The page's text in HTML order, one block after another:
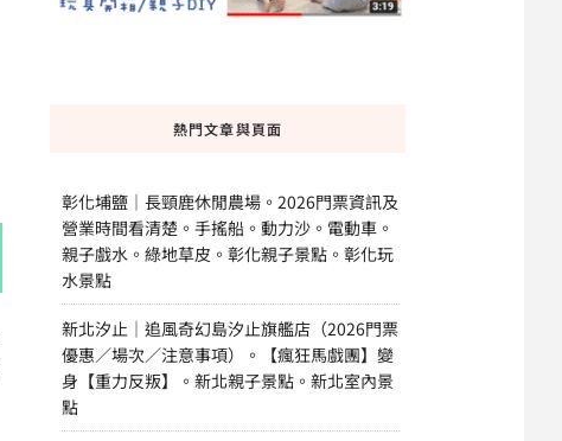
熱門文章與頁面
彰化埔鹽｜長頸鹿休閒農場。2026門票資訊及
營業時間看清楚。手搖船。動力沙。電動車。
親子戲水。綠地草皮。彰化親子景點。彰化玩
水景點
新北汐止｜追風奇幻島汐止旗艦店（2026門票
優惠／場次／注意事項）。【瘋狂馬戲團】變
身【重力反叛】。新北親子景點。新北室內景
點